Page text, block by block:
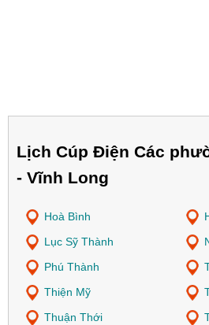
Lịch Cúp Điện Các
- Vĩnh Long
Hoà Bình
Lục Sỹ Thành
Phú Thành
Thiện Mỹ
Thuận Thới